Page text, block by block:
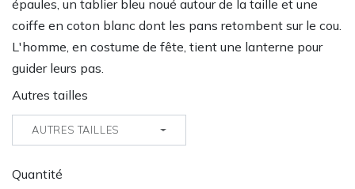
épaules, un tablier bleu noué autour de la taille et une
coiffe en coton blanc dont les pans retombent sur le cou.
L'homme, en costume de fête, tient une lanterne pour
guider leurs pas.
Autres tailles
AUTRES TAILLES
Quantité